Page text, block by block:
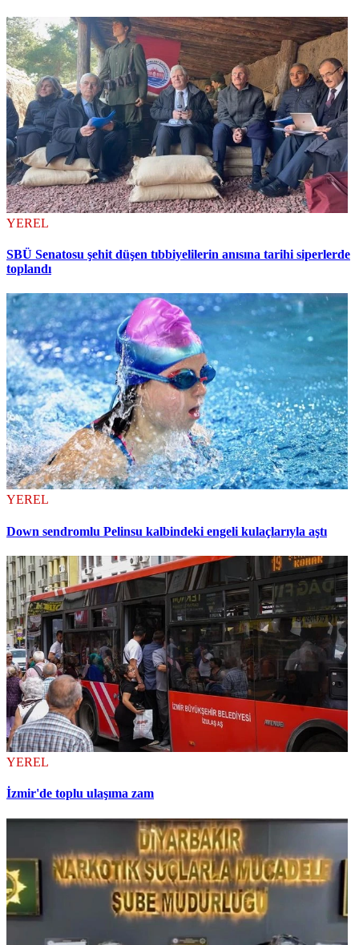
YEREL
SBÜ Senatosu şehit düşen tıbbiyelilerin anısına tarihi siperlerde
toplandı
YEREL
Down sendromlu Pelinsu kalbindeki engeli kulaçlarıyla aştı
YEREL
İzmir'de toplu ulaşıma zam